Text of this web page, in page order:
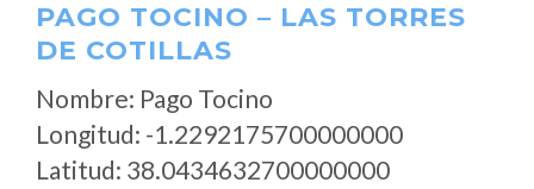
PAGO TOCINO – LAS TORRES
DE COTILLAS
Nombre: Pago Tocino
Longitud: -1.2292175700000000
Latitud: 38.0434632700000000